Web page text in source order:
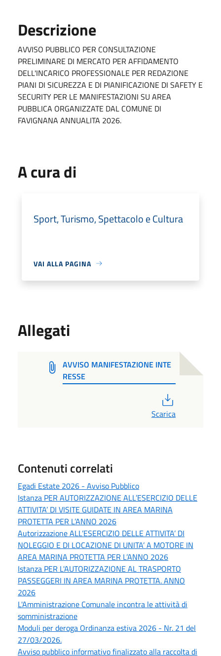
Descrizione
AVVISO PUBBLICO PER CONSULTAZIONE
PRELIMINARE DI MERCATO PER AFFIDAMENTO
DELL'INCARICO PROFESSIONALE PER REDAZIONE
PIANI DI SICUREZZA E DI PIANIFICAZIONE DI SAFETY E
SECURITY PER LE MANIFESTAZIONI SU AREA
PUBBLICA ORGANIZZATE DAL COMUNE DI
FAVIGNANA ANNUALITA 2026.
A cura di
Sport, Turismo, Spettacolo e Cultura
VAI ALLA PAGINA
Allegati
AVVISO MANIFESTAZIONE INTE
RESSE
Scarica
Contenuti correlati
Egadi Estate 2026 - Avviso Pubblico
Istanza PER AUTORIZZAZIONE ALL’ESERCIZIO DELLE
ATTIVITA’ DI VISITE GUIDATE IN AREA MARINA
PROTETTA PER L’ANNO 2026
Autorizzazione ALL’ESERCIZIO DELLE ATTIVITA’ DI
NOLEGGIO E DI LOCAZIONE DI UNITA’ A MOTORE IN
AREA MARINA PROTETTA PER L’ANNO 2026
Istanza PER L'AUTORIZZAZIONE AL TRASPORTO
PASSEGGERI IN AREA MARINA PROTETTA. ANNO
2026
L'Amministrazione Comunale incontra le attività di
somministrazione
Moduli per deroga Ordinanza estiva 2026 - Nr. 21 del
27/03/2026.
Avviso pubblico informativo finalizzato alla raccolta di